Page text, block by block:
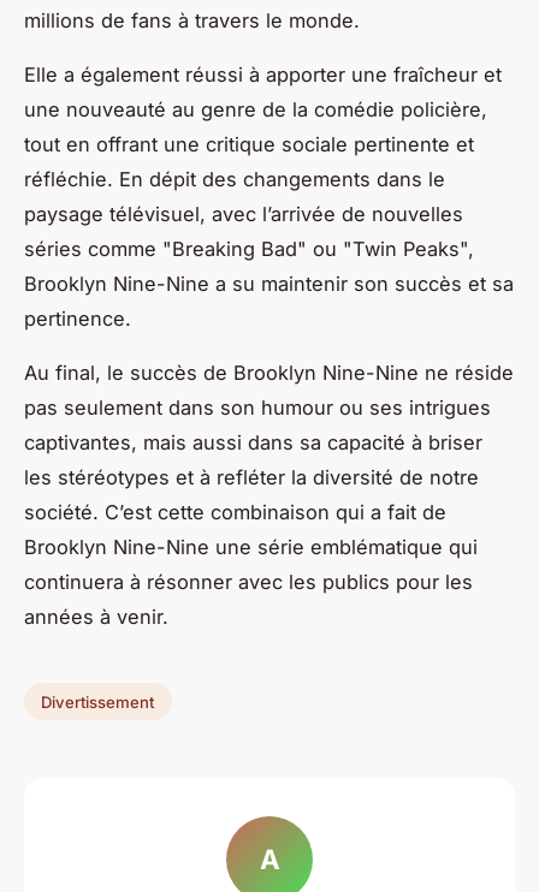
millions de fans à travers le monde.
Elle a également réussi à apporter une fraîcheur et
une nouveauté au genre de la comédie policière,
tout en offrant une critique sociale pertinente et
réfléchie. En dépit des changements dans le
paysage télévisuel, avec l’arrivée de nouvelles
séries comme "Breaking Bad" ou "Twin Peaks",
Brooklyn Nine-Nine a su maintenir son succès et sa
pertinence.
Au final, le succès de Brooklyn Nine-Nine ne réside
pas seulement dans son humour ou ses intrigues
captivantes, mais aussi dans sa capacité à briser
les stéréotypes et à refléter la diversité de notre
société. C’est cette combinaison qui a fait de
Brooklyn Nine-Nine une série emblématique qui
continuera à résonner avec les publics pour les
années à venir.
Divertissement
A